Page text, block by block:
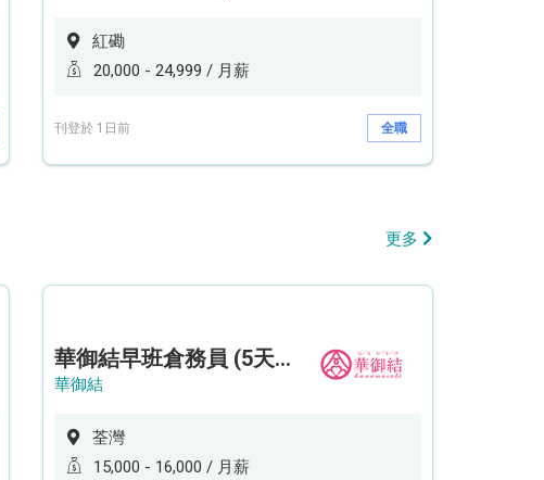
紅磡
20,000 - 24,999 / 月薪
刊登於 1日前 全職
更多
華御結早班倉務員 (5天工作週)
華御結
荃灣
15,000 - 16,000 / 月薪